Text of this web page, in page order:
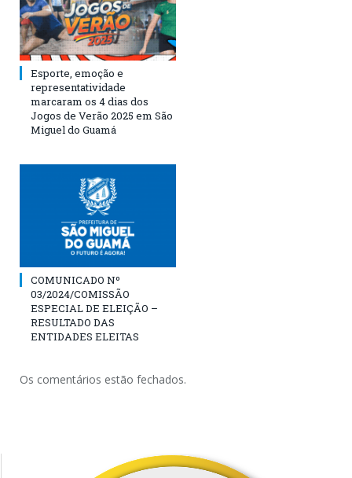
Esporte, emoção e
representatividade
marcaram os 4 dias dos
Jogos de Verão 2025 em São
Miguel do Guamá
COMUNICADO Nº
03/2024/COMISSÃO
ESPECIAL DE ELEIÇÃO –
RESULTADO DAS
ENTIDADES ELEITAS
Os comentários estão fechados.